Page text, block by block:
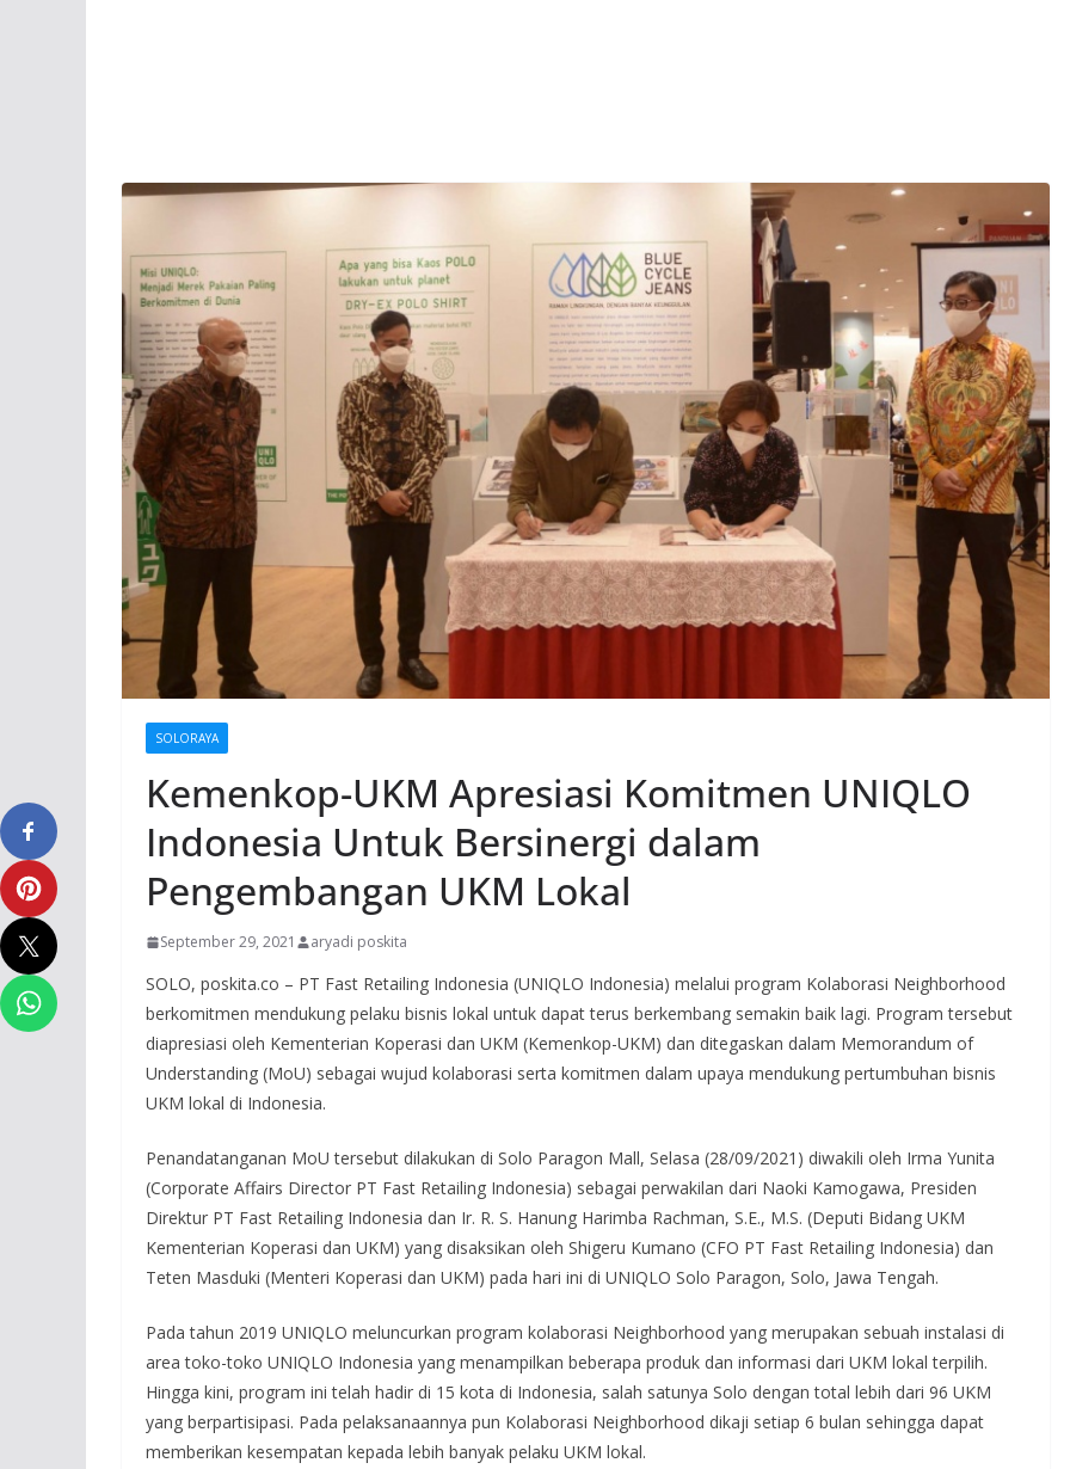
SOLORAYA
Kemenkop-UKM Apresiasi Komitmen UNIQLO
Indonesia Untuk Bersinergi dalam
Pengembangan UKM Lokal
September 29, 2021 aryadi poskita
SOLO, poskita.co – PT Fast Retailing Indonesia (UNIQLO Indonesia) melalui program Kolaborasi Neighborhood
berkomitmen mendukung pelaku bisnis lokal untuk dapat terus berkembang semakin baik lagi. Program tersebut
diapresiasi oleh Kementerian Koperasi dan UKM (Kemenkop-UKM) dan ditegaskan dalam Memorandum of
Understanding (MoU) sebagai wujud kolaborasi serta komitmen dalam upaya mendukung pertumbuhan bisnis
UKM lokal di Indonesia.
Penandatanganan MoU tersebut dilakukan di Solo Paragon Mall, Selasa (28/09/2021) diwakili oleh Irma Yunita
(Corporate Affairs Director PT Fast Retailing Indonesia) sebagai perwakilan dari Naoki Kamogawa, Presiden
Direktur PT Fast Retailing Indonesia dan Ir. R. S. Hanung Harimba Rachman, S.E., M.S. (Deputi Bidang UKM
Kementerian Koperasi dan UKM) yang disaksikan oleh Shigeru Kumano (CFO PT Fast Retailing Indonesia) dan
Teten Masduki (Menteri Koperasi dan UKM) pada hari ini di UNIQLO Solo Paragon, Solo, Jawa Tengah.
Pada tahun 2019 UNIQLO meluncurkan program kolaborasi Neighborhood yang merupakan sebuah instalasi di
area toko-toko UNIQLO Indonesia yang menampilkan beberapa produk dan informasi dari UKM lokal terpilih.
Hingga kini, program ini telah hadir di 15 kota di Indonesia, salah satunya Solo dengan total lebih dari 96 UKM
yang berpartisipasi. Pada pelaksanaannya pun Kolaborasi Neighborhood dikaji setiap 6 bulan sehingga dapat
memberikan kesempatan kepada lebih banyak pelaku UKM lokal.